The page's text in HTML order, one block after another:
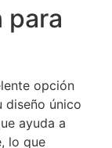
para
opción
diseño único
ayuda a
lo que